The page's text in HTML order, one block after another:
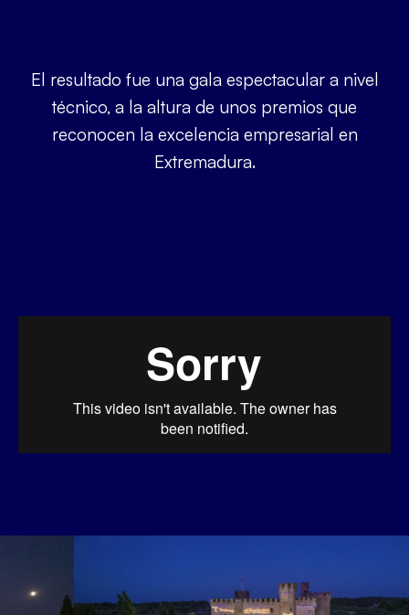
El resultado fue una gala espectacular a nivel
técnico, a la altura de unos premios que
reconocen la excelencia empresarial en
Extremadura.